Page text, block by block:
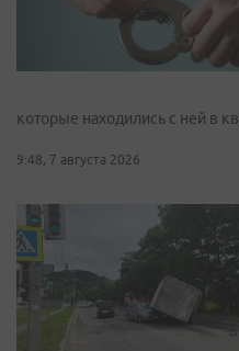
которые находились с ней в
9:48, 7 августа 2026